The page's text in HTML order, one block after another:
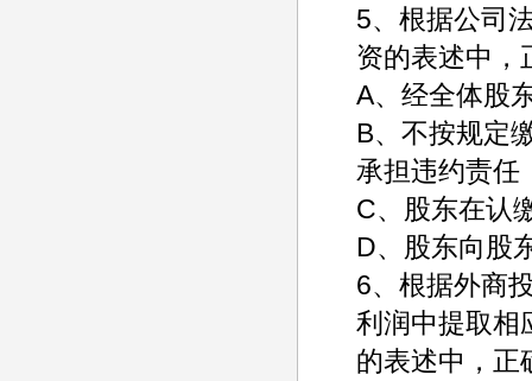
5、根据公司
资的表述中，
A、经全体股
B、不按规定
承担违约责任
C、股东在认
D、股东向股
6、根据外商
利润中提取相
的表述中，正